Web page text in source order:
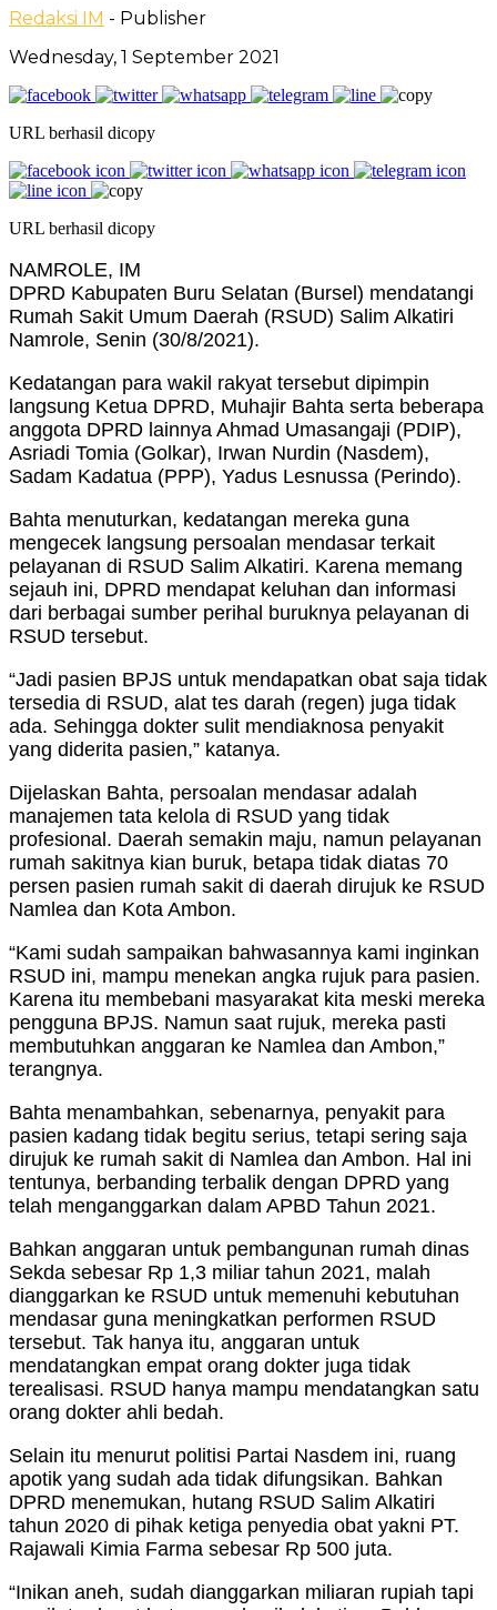
Redaksi IM - Publisher
Wednesday, 1 September 2021
URL berhasil dicopy
URL berhasil dicopy
NAMROLE, IM
DPRD Kabupaten Buru Selatan (Bursel) mendatangi
Rumah Sakit Umum Daerah (RSUD) Salim Alkatiri
Namrole, Senin (30/8/2021).
Kedatangan para wakil rakyat tersebut dipimpin
langsung Ketua DPRD, Muhajir Bahta serta beberapa
anggota DPRD lainnya Ahmad Umasangaji (PDIP),
Asriadi Tomia (Golkar), Irwan Nurdin (Nasdem),
Sadam Kadatua (PPP), Yadus Lesnussa (Perindo).
Bahta menuturkan, kedatangan mereka guna
mengecek langsung persoalan mendasar terkait
pelayanan di RSUD Salim Alkatiri. Karena memang
sejauh ini, DPRD mendapat keluhan dan informasi
dari berbagai sumber perihal buruknya pelayanan di
RSUD tersebut.
“Jadi pasien BPJS untuk mendapatkan obat saja tidak
tersedia di RSUD, alat tes darah (regen) juga tidak
ada. Sehingga dokter sulit mendiaknosa penyakit
yang diderita pasien,” katanya.
Dijelaskan Bahta, persoalan mendasar adalah
manajemen tata kelola di RSUD yang tidak
profesional. Daerah semakin maju, namun pelayanan
rumah sakitnya kian buruk, betapa tidak diatas 70
persen pasien rumah sakit di daerah dirujuk ke RSUD
Namlea dan Kota Ambon.
“Kami sudah sampaikan bahwasannya kami inginkan
RSUD ini, mampu menekan angka rujuk para pasien.
Karena itu membebani masyarakat kita meski mereka
pengguna BPJS. Namun saat rujuk, mereka pasti
membutuhkan anggaran ke Namlea dan Ambon,”
terangnya.
Bahta menambahkan, sebenarnya, penyakit para
pasien kadang tidak begitu serius, tetapi sering saja
dirujuk ke rumah sakit di Namlea dan Ambon. Hal ini
tentunya, berbanding terbalik dengan DPRD yang
telah menganggarkan dalam APBD Tahun 2021.
Bahkan anggaran untuk pembangunan rumah dinas
Sekda sebesar Rp 1,3 miliar tahun 2021, malah
dianggarkan ke RSUD untuk memenuhi kebutuhan
mendasar guna meningkatkan performen RSUD
tersebut. Tak hanya itu, anggaran untuk
mendatangkan empat orang dokter juga tidak
terealisasi. RSUD hanya mampu mendatangkan satu
orang dokter ahli bedah.
Selain itu menurut politisi Partai Nasdem ini, ruang
apotik yang sudah ada tidak difungsikan. Bahkan
DPRD menemukan, hutang RSUD Salim Alkatiri
tahun 2020 di pihak ketiga penyedia obat yakni PT.
Rajawali Kimia Farma sebesar Rp 500 juta.
“Inikan aneh, sudah dianggarkan miliaran rupiah tapi